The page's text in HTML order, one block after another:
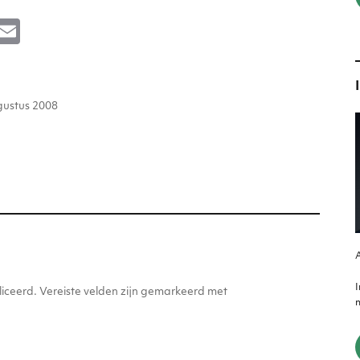
l
2008
Vereiste velden zijn gemarkeerd met